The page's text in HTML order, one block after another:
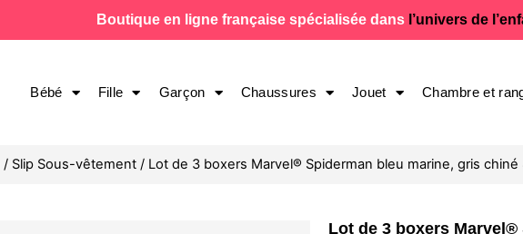
Boutique en ligne française spécialisée dans l’univers de
Bébé Fille Garçon Chaussures Jouet Chambre et
/ Slip Sous-vêtement / Lot de 3 boxers Marvel® Spiderman bleu marine, gris chiné
Lot de 3 boxers